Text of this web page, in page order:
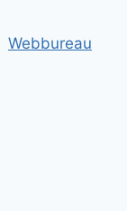
Webbureau